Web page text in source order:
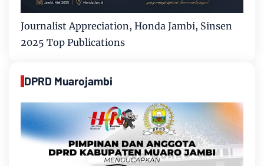
Journalist Appreciation, Honda Jambi, Sinsen
2025 Top Publications
DPRD Muarojambi